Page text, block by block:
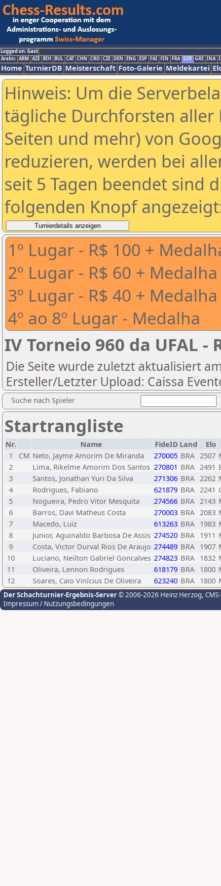
Logged on: Gast
Arabic ARM AZE BIH BUL CAT CHN CRO CZE DEN ENG ESP FAI FIN FRA GER GRE INA
Home TurnierDB Meisterschaft Foto-Galerie Meldekartei
Hinweis: Um die
tägliche Durchforsten aller
Seiten und mehr) von
reduzieren, werden bei
seit 5 Tagen beendet sind
folgenden Knopf
1º Lugar - R$ 100 +
2º Lugar - R$ 60 + Medalha
3º Lugar - R$ 40 + Medalha
4º ao 8º Lugar - Medalha
IV Torneio 960 da UFAL -
Die Seite wurde zuletzt aktualisiert
Ersteller/Letzter Upload: Caissa
Suche nach Spieler
Startrangliste
Nr. Name FideID Land
Elo
1
CM Neto, Jayme Amorim De Miranda 270005 BRA 2507
2
Lima, Rikelme Amorim Dos Santos 270801 BRA 2491
3
Santos, Jonathan Yuri Da Silva 271306 BRA 2262
4
Rodrigues, Fabiano 621879 BRA 2241
5
Nogueira, Pedro Vitor Mesquita 274566 BRA 2143
6
Barros, Davi Matheus Costa 270003 BRA 2083
7
Macedo, Luiz 613263 BRA 1983
8
Junior, Aguinaldo Barbosa De Assis 274520 BRA 1911
9
Costa, Victor Durval Rios De Araujo 274489 BRA 1907
10
Luciano, Neilton Gabriel Goncalves 274823 BRA 1832
11
Oliveira, Lennon Rodrigues 618179 BRA 1800
12
Soares, Caio Vinícius De Oliveira 623240 BRA 1800
Der Schachturnier-Ergebnis-Server© 2006-2026 Heinz Herzog,
Impressum / Nutzungsbedingungen